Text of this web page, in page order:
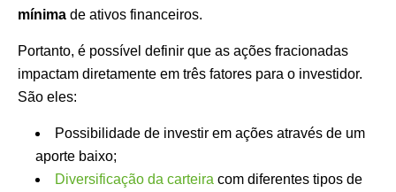
mínima de ativos financeiros.
Portanto, é possível definir que as ações fracionadas
impactam diretamente em três fatores para o investidor.
São eles:
Possibilidade de investir em ações através de um
aporte baixo;
Diversificação da carteira com diferentes tipos de